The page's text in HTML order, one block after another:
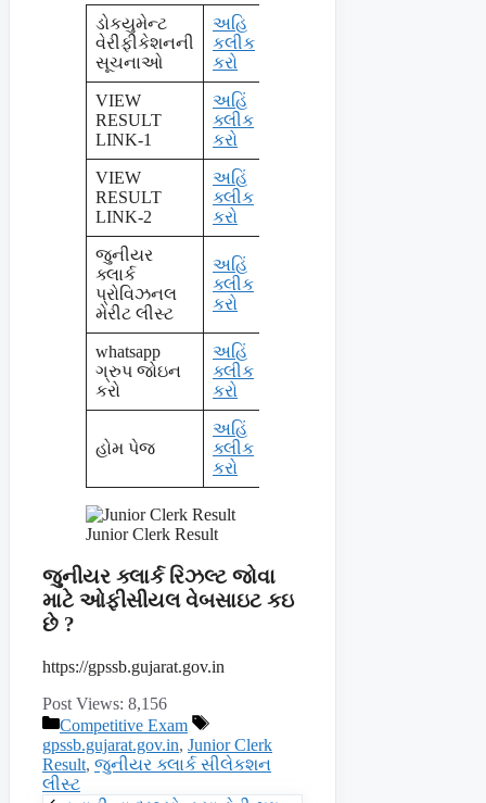
ડોકયુમેન્ટ
વેરીફીકેશનની
સૂચનાઓ
અહિ
કલીક
કરો
VIEW
RESULT
LINK-1
અહિં
ક્લીક
કરો
VIEW
RESULT
LINK-2
અહિં
ક્લીક
કરો
જુનીયર
ક્લાર્ક
પ્રોવિઝનલ
મેરીટ લીસ્ટ
અહિં
ક્લીક
કરો
whatsapp
ગ્રુપ જોઇન
કરો
અહિં
ક્લીક
કરો
હોમ પેજ
અહિં
ક્લીક
કરો
Junior Clerk Result
જુનીયર ક્લાર્ક રિઝલ્ટ જોવા
માટે ઓફીસીયલ વેબસાઇટ કઇ
છે ?
https://gpssb.gujarat.gov.in
Post Views: 8,156
Categories
Competitive Exam
Tags
gpssb.gujarat.gov.in, Junior Clerk
Result, જુનીયર ક્લાર્ક સીલેકશન
લીસ્ટ